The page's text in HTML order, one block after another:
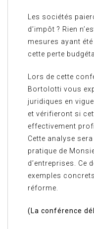
Les sociétés
d’impôt ? Rien
mesures ayant
cette perte
Lors de cette
Bortolotti vous
juridiques en
et vérifieront si
effectivement
Cette analyse
pratique de
d’entreprises. Ce
exemples
réforme.
(La conférence